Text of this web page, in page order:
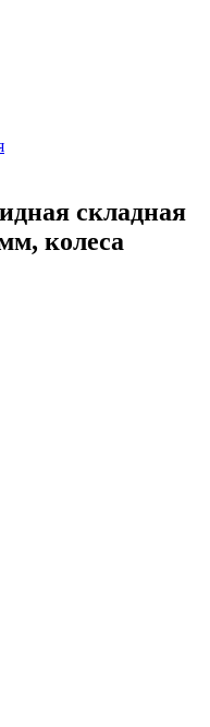
складная
колеса